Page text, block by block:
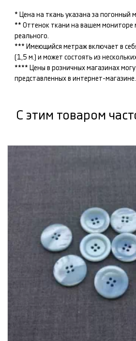
* Цена на ткань указана за погонный
** Оттенок ткани на вашем мониторе
реального.
*** Имеющийся метраж включает в
(1,5 м.) и может состоять из
**** Цены в розничных магазинах
представленных в интернет-магазине.
С этим товаром